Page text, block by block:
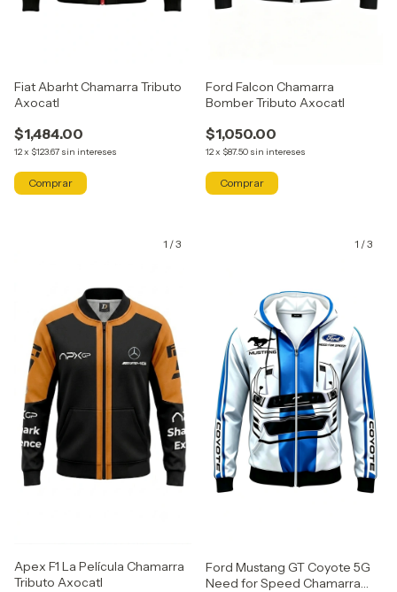
Fiat Abarht Chamarra Tributo
Axocatl
$1,484.00
12x $123.67 sin intereses
Comprar
Ford Falcon Chamarra
Bomber Tributo Axocatl
$1,050.00
12x $87.50 sin intereses
Comprar
1 /3
Apex F1 La Película Chamarra
Tributo Axocatl
1 /3
Ford Mustang GT Coyote 5G
Need for Speed Chamarra